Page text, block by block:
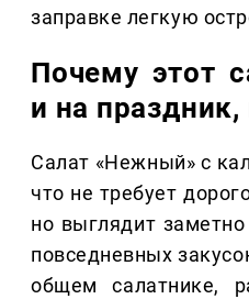
заправке легкую
Почему этот
и на
Салат «Нежный» с
что не требует
но выглядит
повседневных
общем салатнике,